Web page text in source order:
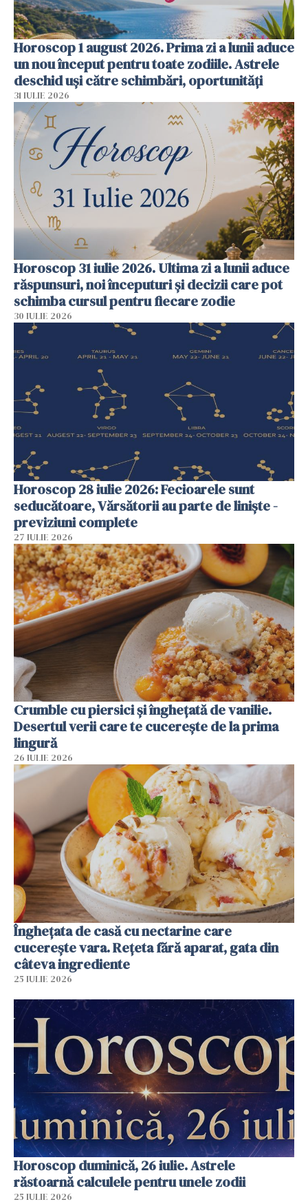
Horoscop 1 august 2026. Prima zi a lunii aduce
un nou început pentru toate zodiile. Astrele
deschid uși către schimbări, oportunități
31 IULIE 2026
Horoscop 31 iulie 2026. Ultima zi a lunii aduce
răspunsuri, noi începuturi și decizii care pot
schimba cursul pentru fiecare zodie
30 IULIE 2026
Horoscop 28 iulie 2026: Fecioarele sunt
seducătoare, Vărsătorii au parte de liniște -
previziuni complete
27 IULIE 2026
Crumble cu piersici și înghețată de vanilie.
Desertul verii care te cucerește de la prima
lingură
26 IULIE 2026
Înghețata de casă cu nectarine care
cucerește vara. Rețeta fără aparat, gata din
câteva ingrediente
25 IULIE 2026
Horoscop duminică, 26 iulie. Astrele
răstoarnă calculele pentru unele zodii
25 IULIE 2026